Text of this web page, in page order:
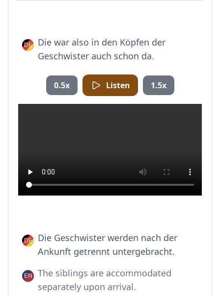
Die war also in den Köpfen der
Geschwister auch schon da.
0.5x Listen 1.5x
Die Geschwister werden nach der
Ankunft getrennt untergebracht.
The siblings are accommodated
separately upon arrival.